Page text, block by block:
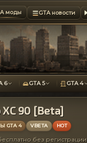
моды GTA новости
6 GTA 5 GTA 4
90 [Beta]
GTA 4 VBETA HOT
без регистрации